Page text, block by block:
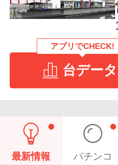
アプリでCHECK!
台データ
最新情報 パチンコ